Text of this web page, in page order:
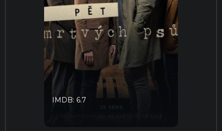
IMDB: 6.7